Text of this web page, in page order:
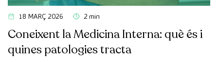
18 MARÇ 2026 2 min
Coneixent la Medicina Interna: què és i
quines patologies tracta